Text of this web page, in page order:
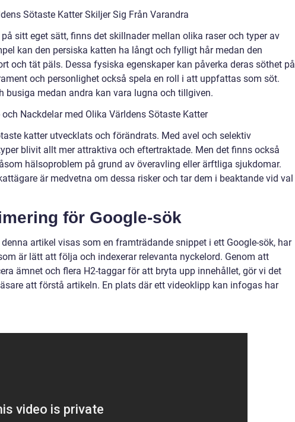
Sötaste Katter Skiljer Sig Från Varandra
sitt eget sätt, finns det skillnader mellan olika raser och typer av
kan den persiska katten ha långt och fylligt hår medan den
och tät päls. Dessa fysiska egenskaper kan påverka deras söthet på
och personlighet också spela en roll i att uppfattas som söt.
busiga medan andra kan vara lugna och tillgiven.
Nackdelar med Olika Världens Sötaste Katter
katter utvecklats och förändrats. Med avel och selektiv
blivit allt mer attraktiva och eftertraktade. Men det finns också
hälsoproblem på grund av överavling eller ärftliga sjukdomar.
är medvetna om dessa risker och tar dem i beaktande vid val
för Google-sök
artikel visas som en framträdande snippet i ett Google-sök, har
är lätt att följa och indexerar relevanta nyckelord. Genom att
ämnet och flera H2-taggar för att bryta upp innehållet, gör vi det
att förstå artikeln. En plats där ett videoklipp kan infogas har